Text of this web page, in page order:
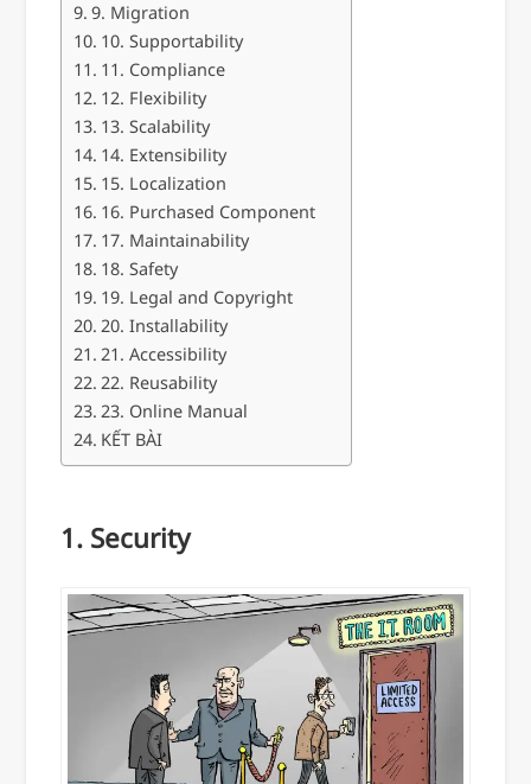
9. Migration
10. Supportability
11. Compliance
12. Flexibility
13. Scalability
14. Extensibility
15. Localization
16. Purchased Component
17. Maintainability
18. Safety
19. Legal and Copyright
20. Installability
21. Accessibility
22. Reusability
23. Online Manual
KẾT BÀI
1. Security